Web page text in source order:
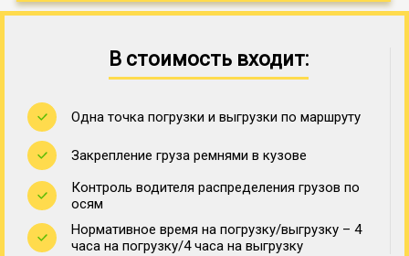
В стоимость входит:
Одна точка погрузки и выгрузки по маршруту
Закрепление груза ремнями в кузове
Контроль водителя распределения грузов по
осям
Нормативное время на погрузку/выгрузку – 4
часа на погрузку/4 часа на выгрузку